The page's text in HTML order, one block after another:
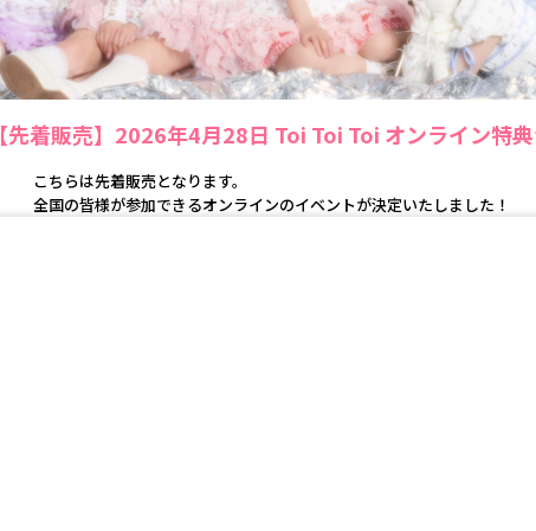
【先着販売】2026年4月28日 Toi Toi Toi オンライン特
こちらは先着販売となります。
全国の皆様が参加できるオンラインのイベントが決定いたしました！